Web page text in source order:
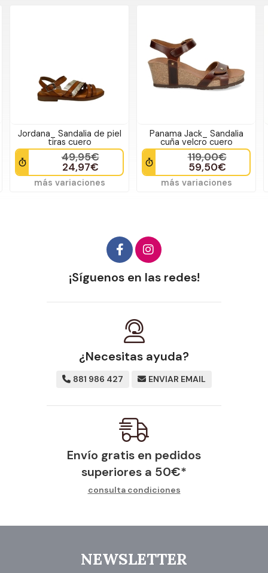
Jordana_ Sandalia de piel
tiras cuero
49,95€
24,97€
más variaciones
Panama Jack_ Sandalia
cuña velcro cuero
119,00€
59,50€
más variaciones
¡Síguenos en las redes!
¿Necesitas ayuda?
881 986 427 ENVIAR EMAIL
Envío gratis en pedidos
superiores a 50€*
consulta condiciones
NEWSLETTER